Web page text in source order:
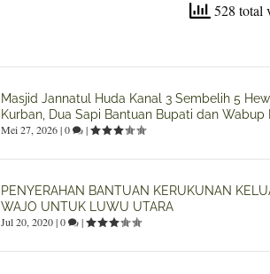
528 total
Masjid Jannatul Huda Kanal 3 Sembelih 5
Kurban, Dua Sapi Bantuan Bupati dan Wabup
Mei 27, 2026|0 |
PENYERAHAN BANTUAN KERUKUNAN
WAJO UNTUK LUWU UTARA
Jul 20, 2020|0 |